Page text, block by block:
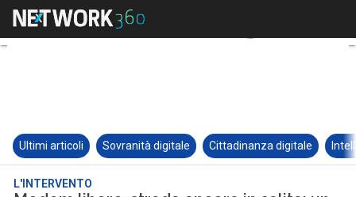
Ultimi articoli Sovranità digitale Cittadinanza digitale
L'INTERVENTO